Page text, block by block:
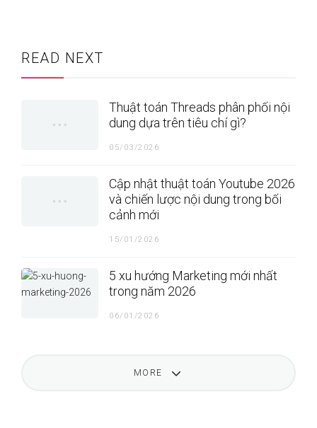
READ NEXT
Thuật toán Threads phân phối nội
dung dựa trên tiêu chí gì?
05/03/2026
Cập nhật thuật toán Youtube 2026
và chiến lược nội dung trong bối
cảnh mới
15/01/2026
5 xu hướng Marketing mới nhất
trong năm 2026
06/01/2026
MORE